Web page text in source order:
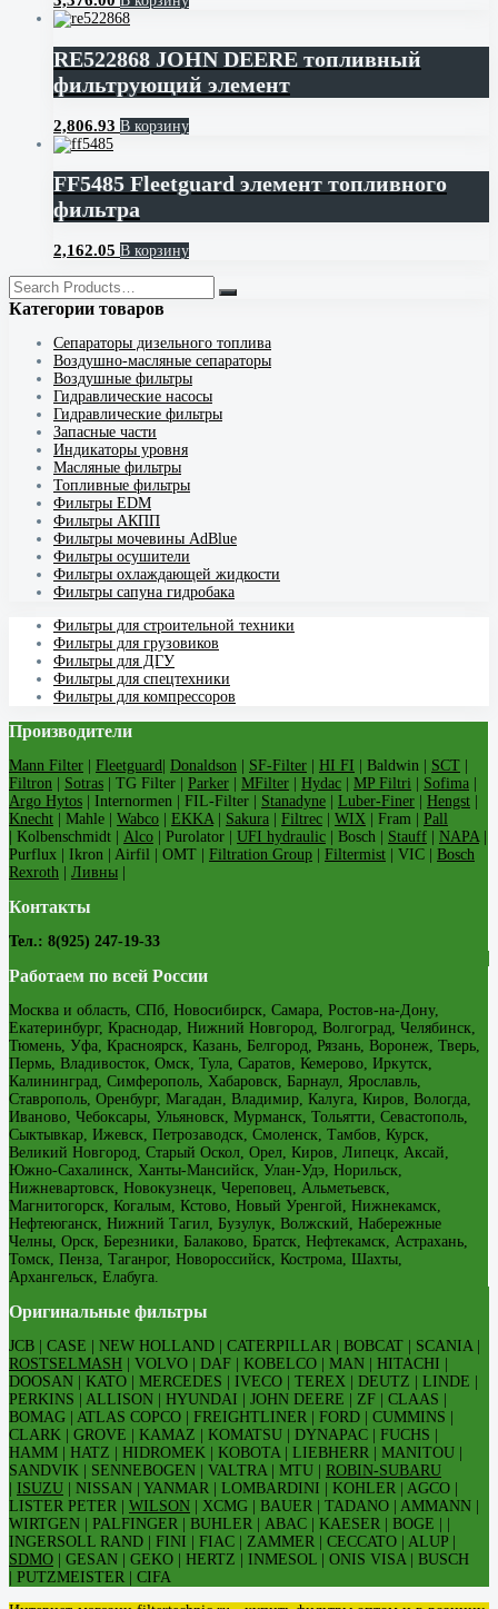
RE522868 JOHN DEERE топливный
фильтрующий элемент
2,806.93 В корзину
FF5485 Fleetguard элемент топливного
фильтра
2,162.05 В корзину
Категории товаров
Cепараторы дизельного топлива
Воздушно-масляные сепараторы
Воздушные фильтры
Гидравлические насосы
Гидравлические фильтры
Запасные части
Индикаторы уровня
Масляные фильтры
Топливные фильтры
Фильтры EDM
Фильтры АКПП
Фильтры мочевины AdBlue
Фильтры осушители
Фильтры охлаждающей жидкости
Фильтры сапуна гидробака
Фильтры для строительной техники
Фильтры для грузовиков
Фильтры для ДГУ
Фильтры для спецтехники
Фильтры для компрессоров
Производители
Mann Filter Fleetguard Donaldson SF-Filter HI FI | Baldwin | SCT
Filtron
Sotras | TG Filter | Parker MFilter Hydac MP Filtri Sofima
Argo Hytos | Internormen | FIL-Filter | Stanadyne Luber-Finer Hengst
Knecht | Mahle | Wabco EKKA Sakura Filtrec WIX | Fram | Pall
| Kolbenschmidt | Alco | Purolator | UFI hydraulic | Bosch | Stauff NAPA
Purflux | Ikron | Airfil | OMT | Filtration Group Filtermist | VIC | Bosch
Rexroth
Ливны
Контакты
Тел.: 8(925) 247-19-33
Работаем по всей России
Москва и область, СПб, Новосибирск, Самара, Ростов-на-Дону,
Екатеринбург, Краснодар, Нижний Новгород, Волгоград, Челябинск,
Тюмень, Уфа, Красноярск, Казань, Белгород, Рязань, Воронеж, Тверь,
Пермь, Владивосток, Омск, Тула, Саратов, Кемерово, Иркутск,
Калининград, Симферополь, Хабаровск, Барнаул, Ярославль,
Ставрополь, Оренбург, Магадан, Владимир, Калуга, Киров, Вологда,
Иваново, Чебоксары, Ульяновск, Мурманск, Тольятти, Севастополь,
Сыктывкар, Ижевск, Петрозаводск, Смоленск, Тамбов, Курск,
Великий Новгород, Старый Оскол, Орел, Киров, Липецк, Аксай,
Южно-Сахалинск, Ханты-Мансийск, Улан-Удэ, Норильск,
Нижневартовск, Новокузнецк, Череповец, Альметьевск,
Магнитогорск, Когалым, Кстово, Новый Уренгой, Нижнекамск,
Нефтеюганск, Нижний Тагил, Бузулук, Волжский, Набережные
Челны, Орск, Березники, Балаково, Братск, Нефтекамск, Астрахань,
Томск, Пенза, Таганрог, Новороссийск, Кострома, Шахты,
Архангельск, Елабуга.
Оригинальные фильтры
JCB | CASE | NEW HOLLAND | CATERPILLAR | BOBCAT | SCANIA |
ROSTSELMASH | VOLVO | DAF | KOBELCO | MAN | HITACHI |
DOOSAN | KATO | MERCEDES | IVECO | TEREX | DEUTZ | LINDE |
PERKINS | ALLISON | HYUNDAI | JOHN DEERE | ZF | CLAAS |
BOMAG | ATLAS COPCO | FREIGHTLINER | FORD | CUMMINS |
CLARK | GROVE | KAMAZ | KOMATSU | DYNAPAC | FUCHS |
HAMM | HATZ | HIDROMEK | KOBOTA | LIEBHERR | MANITOU |
SANDVIK | SENNEBOGEN | VALTRA | MTU | ROBIN-SUBARU
ISUZU | NISSAN | YANMAR | LOMBARDINI | KOHLER | AGCO |
LISTER PETER | WILSON | XCMG | BAUER | TADANO | AMMANN |
WIRTGEN | PALFINGER | BUHLER | ABAC | KAESER | BOGE | |
INGERSOLL RAND | FINI | FIAC | ZAMMER | CECCATO | ALUP |
SDMO | GESAN | GEKO | HERTZ | INMESOL | ONIS VISA | BUSCH
| PUTZMEISTER | CIFA